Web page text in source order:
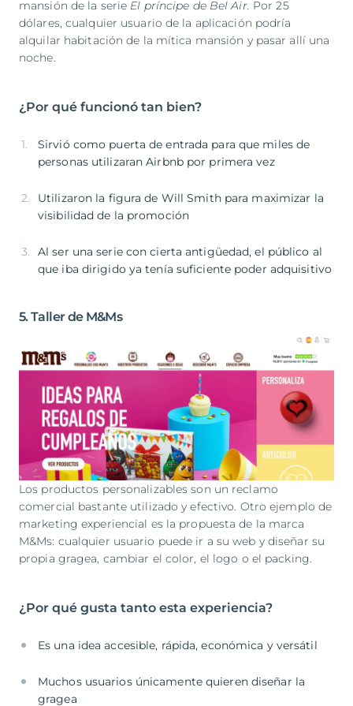
mansión de la serie El príncipe de Bel Air. Por 25
dólares, cualquier usuario de la aplicación podría
alquilar habitación de la mítica mansión y pasar allí una
noche.
¿Por qué funcionó tan bien?
Sirvió como puerta de entrada para que miles de
personas utilizaran Airbnb por primera vez
Utilizaron la figura de Will Smith para maximizar la
visibilidad de la promoción
Al ser una serie con cierta antigüedad, el público al
que iba dirigido ya tenía suficiente poder adquisitivo
5. Taller de M&Ms
Los productos personalizables son un reclamo
comercial bastante utilizado y efectivo. Otro ejemplo de
marketing experiencial es la propuesta de la marca
M&Ms: cualquier usuario puede ir a su web y diseñar su
propia gragea, cambiar el color, el logo o el packing.
¿Por qué gusta tanto esta experiencia?
Es una idea accesible, rápida, económica y versátil
Muchos usuarios únicamente quieren diseñar la
gragea